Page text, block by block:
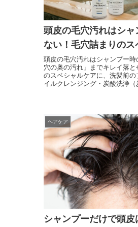
頭皮の毛穴汚れはシ
ない！毛穴詰まりの
頭皮の毛穴汚れはシャンプー
穴の奥の汚れ」までキレイ落
のスペシャルケアに、洗髪前
イルクレンジング・炭酸洗浄
ヘアケア
シャンプーだけで頭